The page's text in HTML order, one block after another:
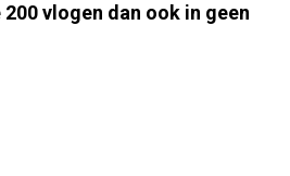
vlogen dan ook in geen